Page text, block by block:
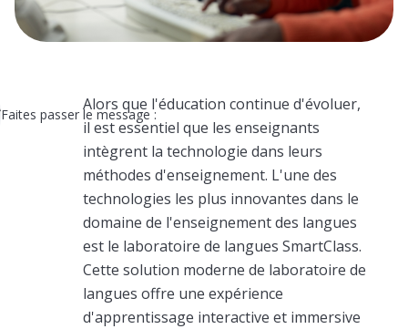
Alors que l'éducation continue d'évoluer,
il est essentiel que les enseignants
intègrent la technologie dans leurs
méthodes d'enseignement. L'une des
technologies les plus innovantes dans le
domaine de l'enseignement des langues
est le laboratoire de langues SmartClass.
Cette solution moderne de laboratoire de
langues offre une expérience
d'apprentissage interactive et immersive
Faites passer le message :